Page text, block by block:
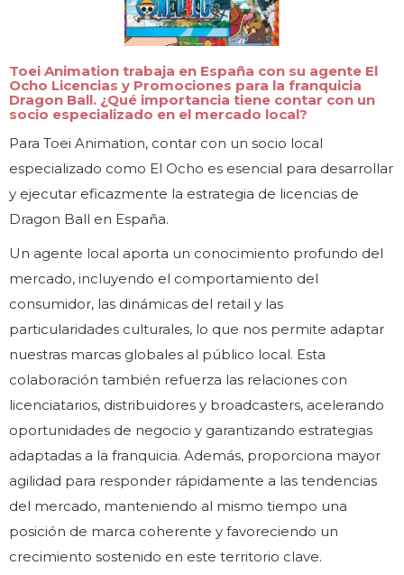
Toei Animation trabaja en España con su agente El
Ocho Licencias y Promociones para la franquicia
Dragon Ball. ¿Qué importancia tiene contar con un
socio especializado en el mercado local?
Para Toei Animation, contar con un socio local
especializado como El Ocho es esencial para desarrollar
y ejecutar eficazmente la estrategia de licencias de
Dragon Ball en España.
Un agente local aporta un conocimiento profundo del
mercado, incluyendo el comportamiento del
consumidor, las dinámicas del retail y las
particularidades culturales, lo que nos permite adaptar
nuestras marcas globales al público local. Esta
colaboración también refuerza las relaciones con
licenciatarios, distribuidores y broadcasters, acelerando
oportunidades de negocio y garantizando estrategias
adaptadas a la franquicia. Además, proporciona mayor
agilidad para responder rápidamente a las tendencias
del mercado, manteniendo al mismo tiempo una
posición de marca coherente y favoreciendo un
crecimiento sostenido en este territorio clave.